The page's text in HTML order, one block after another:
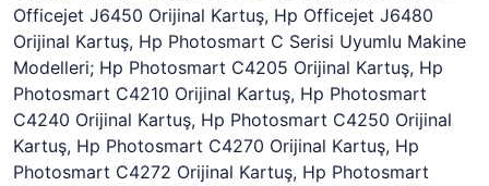
Officejet J6450 Orijinal Kartuş, Hp Officejet J6480
Orijinal Kartuş, Hp Photosmart C Serisi Uyumlu Makine
Modelleri; Hp Photosmart C4205 Orijinal Kartuş, Hp
Photosmart C4210 Orijinal Kartuş, Hp Photosmart
C4240 Orijinal Kartuş, Hp Photosmart C4250 Orijinal
Kartuş, Hp Photosmart C4270 Orijinal Kartuş, Hp
Photosmart C4272 Orijinal Kartuş, Hp Photosmart